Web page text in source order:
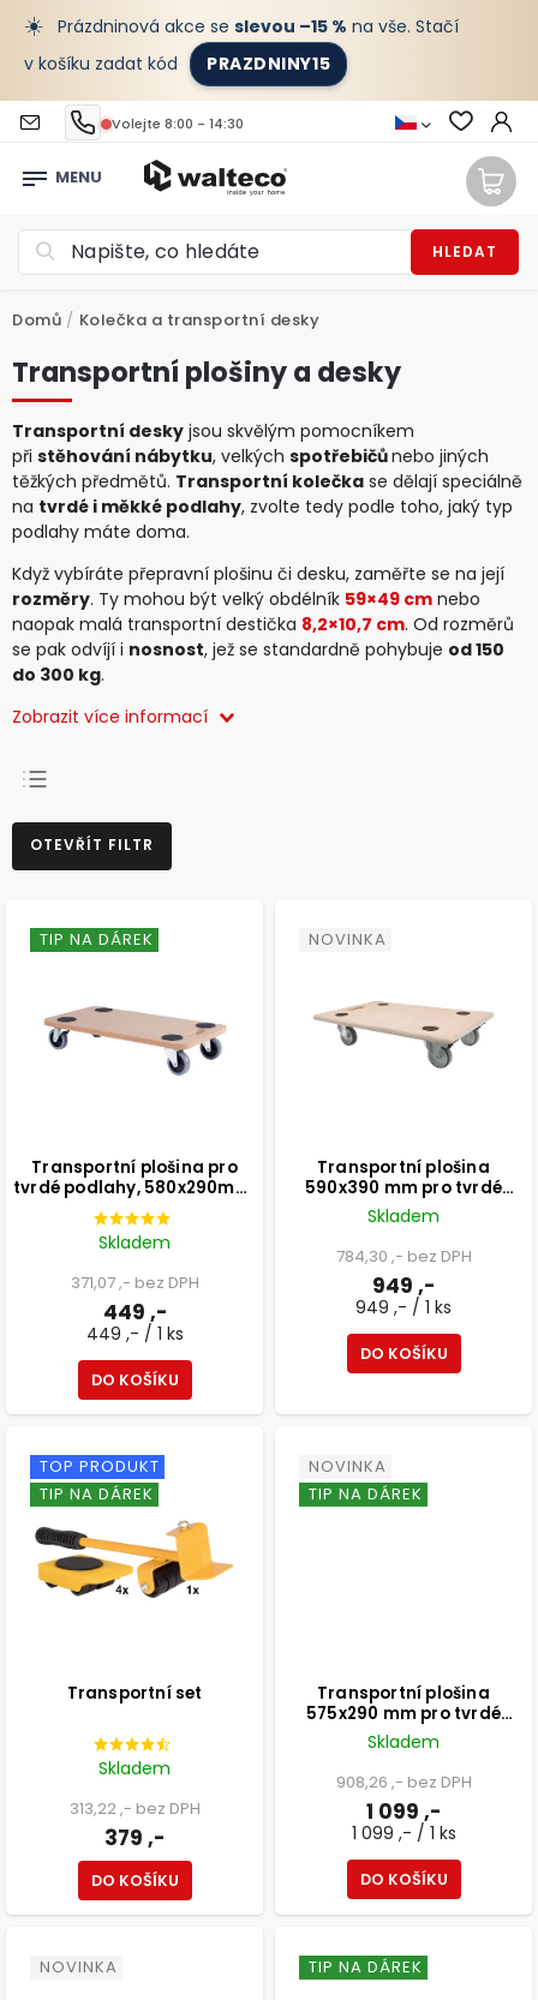
☀️ Prázdninová akce se slevou –15 % na vše. Stačí
v košíku zadat kód
PRAZDNINY15
Volejte 8:00 - 14:30
HLEDAT
Domů / Kolečka a transportní desky
Transportní plošiny a desky
Transportní desky jsou skvělým pomocníkem
při stěhování nábytku, velkých spotřebičůnebo jiných
těžkých předmětů. Transportní kolečka se dělají speciálně
na tvrdé i měkké podlahy, zvolte tedy podle toho, jaký typ
podlahy máte doma.
Když vybíráte přepravní plošinu či desku, zaměřte se na její
rozměry. Ty mohou být velký obdélník 59×49 cm nebo
naopak malá transportní destička 8,2×10,7 cm. Od rozměrů
se pak odvíjí i nosnost, jež se standardně pohybuje od 150
do 300 kg.
Zobrazit více informací
NEJPRODÁVANĚJŠÍ
NEJLEVNĚJŠÍ
ABECEDNĚ
OTEVŘÍT FILTR
TIP NA DÁREK
Transportní plošina pro
tvrdé podlahy, 580x290mm,
nosnost 200 kg, FSC
Skladem
371,07 ,- bez DPH
449 ,-
449 ,- / 1 ks
DO KOŠÍKU
NOVINKA
Transportní plošina
590x390 mm pro tvrdé
podlahy, překližková deska
18 mm, průměr koleček 75
mm, 2 kolečka s brzdou, 2
kolečka bez brzd, nosnost
350 kg, FSC®
Skladem
784,30 ,- bez DPH
949 ,-
949 ,- / 1 ks
DO KOŠÍKU
TOP PRODUKT
TIP NA DÁREK
Transportní set
Skladem
313,22 ,- bez DPH
379 ,-
DO KOŠÍKU
NOVINKA
TIP NA DÁREK
Transportní plošina
575x290 mm pro tvrdé
podlahy, překližková deska
18 mm, průměr koleček 80
mm bez brzd, nosnost 450
kg, FSC®
Skladem
908,26 ,- bez DPH
1 099 ,-
1 099 ,- / 1 ks
DO KOŠÍKU
NOVINKA TIP NA DÁREK